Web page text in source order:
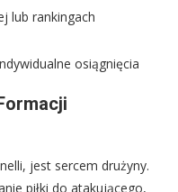
lub rankingach
osiągnięcia
jest sercem drużyny.
piłki do atakującego,